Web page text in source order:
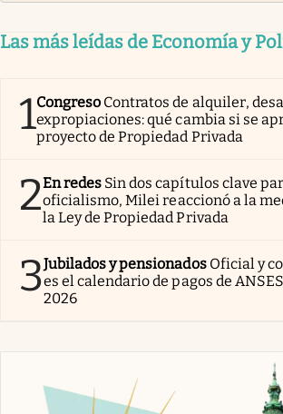
Las más leídas de Economía y
1Congreso Contratos de alquiler,
expropiaciones: qué cambia si se
proyecto de Propiedad Privada
2En redes Sin dos capítulos clave
oficialismo, Milei reaccionó a la
la Ley de Propiedad Privada
3Jubilados y pensionados Oficial y
es el calendario de pagos de
2026